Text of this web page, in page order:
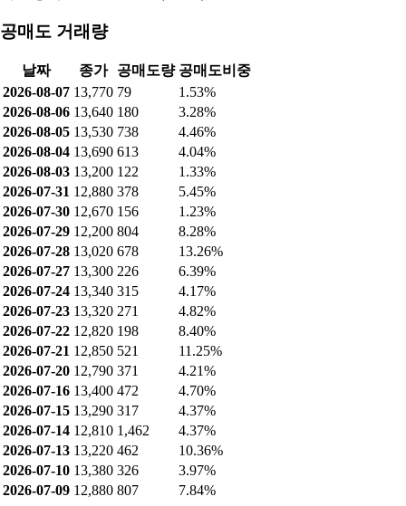
공매도 거래량
날짜 종가 공매도량 공매도비중
2026-08-07 13,770 79
1.53%
2026-08-06 13,640 180
3.28%
2026-08-05 13,530 738
4.46%
2026-08-04 13,690 613
4.04%
2026-08-03 13,200 122
1.33%
2026-07-31 12,880 378
5.45%
2026-07-30 12,670 156
1.23%
2026-07-29 12,200 804
8.28%
2026-07-28 13,020 678
13.26%
2026-07-27 13,300 226
6.39%
2026-07-24 13,340 315
4.17%
2026-07-23 13,320 271
4.82%
2026-07-22 12,820 198
8.40%
2026-07-21 12,850 521
11.25%
2026-07-20 12,790 371
4.21%
2026-07-16 13,400 472
4.70%
2026-07-15 13,290 317
4.37%
2026-07-14 12,810 1,462
4.37%
2026-07-13 13,220 462
10.36%
2026-07-10 13,380 326
3.97%
2026-07-09 12,880 807 7.84%